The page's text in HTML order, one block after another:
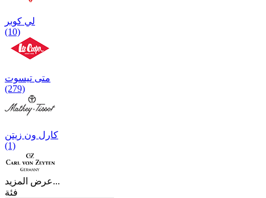
لي كوبر
(10)
متی تیسوت
(279)
کارل ون زیتن
(1)
عرض المزيد...
فئة